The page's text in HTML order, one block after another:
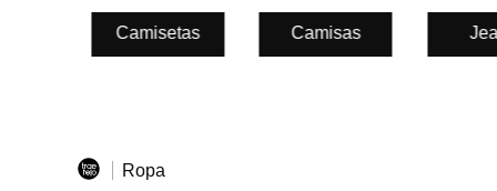
Camisetas Camisas
Ropa
mng